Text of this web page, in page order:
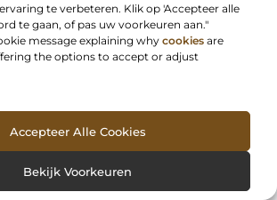
te verbeteren. Klik op 'Accepteer alle
te gaan, of pas uw voorkeuren aan."
message explaining why cookies are
the options to accept or adjust
Accepteer Alle Cookies
Bekijk Voorkeuren